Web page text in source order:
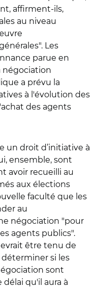
affirment-ils,
au niveau
Les
parue en
négociation
a prévu la
à l'évolution des
des agents
un droit d’initiative à
ensemble, sont
avoir recueilli au
aux élections
faculté que les
au
négociation "pour
agents publics".
être tenu de
si les
sont
délai qu'il aura à